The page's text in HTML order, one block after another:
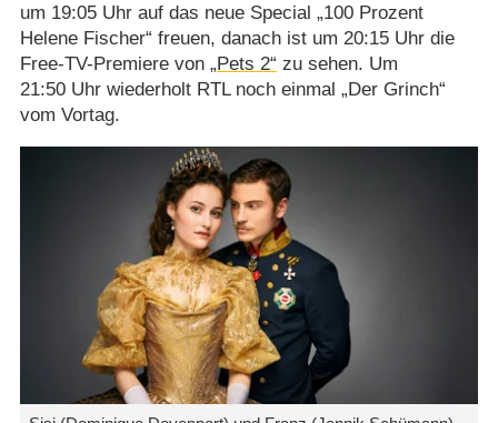
um 19:05 Uhr auf das neue Special „100 Prozent
Helene Fischer“ freuen, danach ist um 20:15 Uhr die
Free-TV-Premiere von „Pets 2“ zu sehen. Um
21:50 Uhr wiederholt RTL noch einmal „Der Grinch“
vom Vortag.